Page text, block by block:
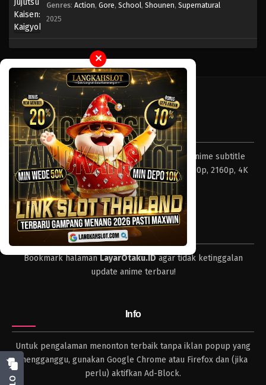
Genres: Action, Gore, School, Shounen, Supernatural
2025
✕
Tentang LayarOtaku
Layar Otaku – Tempat nonton dan download anime subtitle
Indonesia resolusi 240p, 360p, 480p, 720p, 1080p, 2160p, 4K
dan format lengkap.
Tips
Bookmark halamanLayarOtaku.IDagar tidak ketinggalan
update anime terbaru!
Info
Untuk pengalaman menonton terbaik tanpa iklan popup yang
mengganggu, gunakan Google Chrome atau Firefox dan (jika
perlu) aktifkan Ad-Block.